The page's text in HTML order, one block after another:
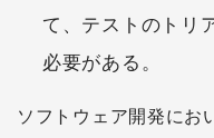
て、テストのトリ
必要がある。
ソフトウェア開発にお